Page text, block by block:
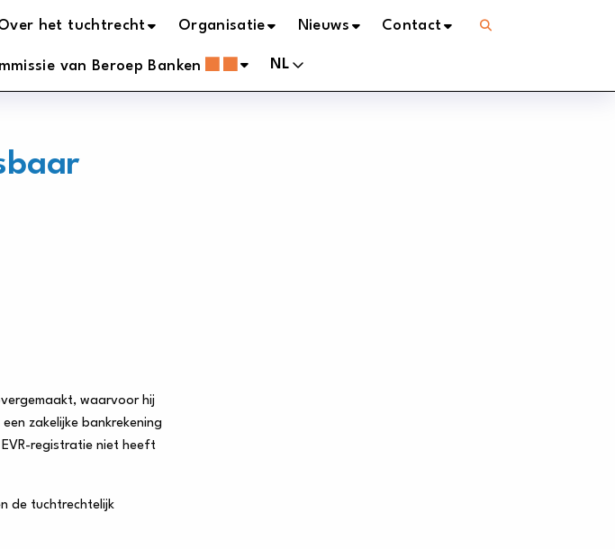
het tuchtrecht Organisatie Nieuws Contact
van Beroep Banken NL
waarvoor hij
zakelijke bankrekening
registratie niet heeft
de tuchtrechtelijk